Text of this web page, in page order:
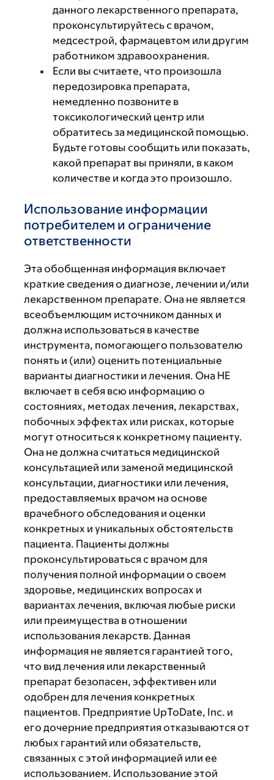
данного лекарственного препарата,
проконсультируйтесь с врачом,
медсестрой, фармацевтом или другим
работником здравоохранения.
Если вы считаете, что произошла
передозировка препарата,
немедленно позвоните в
токсикологический центр или
обратитесь за медицинской помощью.
Будьте готовы сообщить или показать,
какой препарат вы приняли, в каком
количестве и когда это произошло.
Использование информации
потребителем и ограничение
ответственности
Эта обобщенная информация включает
краткие сведения о диагнозе, лечении и/или
лекарственном препарате. Она не является
всеобъемлющим источником данных и
должна использоваться в качестве
инструмента, помогающего пользователю
понять и (или) оценить потенциальные
варианты диагностики и лечения. Она НЕ
включает в себя всю информацию о
состояниях, методах лечения, лекарствах,
побочных эффектах или рисках, которые
могут относиться к конкретному пациенту.
Она не должна считаться медицинской
консультацией или заменой медицинской
консультации, диагностики или лечения,
предоставляемых врачом на основе
врачебного обследования и оценки
конкретных и уникальных обстоятельств
пациента. Пациенты должны
проконсультироваться с врачом для
получения полной информации о своем
здоровье, медицинских вопросах и
вариантах лечения, включая любые риски
или преимущества в отношении
использования лекарств. Данная
информация не является гарантией того,
что вид лечения или лекарственный
препарат безопасен, эффективен или
одобрен для лечения конкретных
пациентов. Предприятие UpToDate, Inc. и
его дочерние предприятия отказываются от
любых гарантий или обязательств,
связанных с этой информацией или ее
использованием. Использование этой